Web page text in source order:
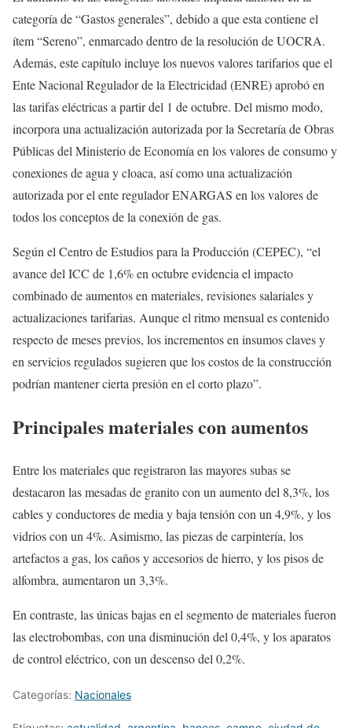
categoría de “Gastos generales”, debido a que esta contiene el
ítem “Sereno”, enmarcado dentro de la resolución de UOCRA.
Además, este capítulo incluye los nuevos valores tarifarios que el
Ente Nacional Regulador de la Electricidad (ENRE) aprobó en
las tarifas eléctricas a partir del 1 de octubre. Del mismo modo,
incorpora una actualización autorizada por la Secretaría de Obras
Públicas del Ministerio de Economía en los valores de consumo y
conexiones de agua y cloaca, así como una actualización
autorizada por el ente regulador ENARGAS en los valores de
todos los conceptos de la conexión de gas.
Según el Centro de Estudios para la Producción (CEPEC), “el
avance del ICC de 1,6% en octubre evidencia el impacto
combinado de aumentos en materiales, revisiones salariales y
actualizaciones tarifarias. Aunque el ritmo mensual es contenido
respecto de meses previos, los incrementos en insumos claves y
en servicios regulados sugieren que los costos de la construcción
podrían mantener cierta presión en el corto plazo”.
Principales materiales con aumentos
Entre los materiales que registraron las mayores subas se
destacaron las mesadas de granito con un aumento del 8,3%, los
cables y conductores de media y baja tensión con un 4,9%, y los
vidrios con un 4%. Asimismo, las piezas de carpintería, los
artefactos a gas, los caños y accesorios de hierro, y los pisos de
alfombra, aumentaron un 3,3%.
En contraste, las únicas bajas en el segmento de materiales fueron
las electrobombas, con una disminución del 0,4%, y los aparatos
de control eléctrico, con un descenso del 0,2%.
Categorías: Nacionales